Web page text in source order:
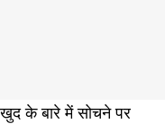
के बारे में सोचने पर